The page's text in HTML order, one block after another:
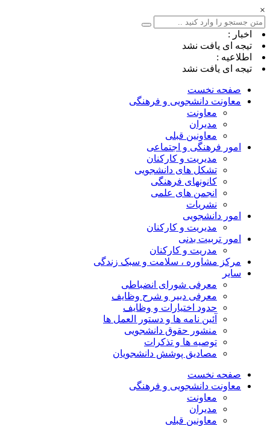
×
اخبار :
تیجه ای یافت نشد
اطلاعیه :
تیجه ای یافت نشد
صفحه نخست
معاونت دانشجویی و فرهنگی
معاونت
مدیران
معاونین قبلی
امور فرهنگی و اجتماعی
مدیریت و کارکنان
تشکل های دانشجویی
کانونهای فرهنگی
انجمن های علمی
نشریات
امور دانشجویی
مدیریت و کارکنان
امور تربیت بدنی
مدریت و کارکنان
مرکز مشاوره ، سلامت و سبک زندگی
سایر
معرفی شورای انضباطی
معرفی دبیر و شرح وظایف
حدود اختیارات و وظایف
آئین نامه ها و دستور العمل ها
منشور حقوق دانشجویی
توصیه ها و تذکرات
مصادیق پوشش دانشجویان
صفحه نخست
معاونت دانشجویی و فرهنگی
معاونت
مدیران
معاونین قبلی